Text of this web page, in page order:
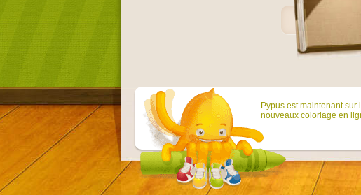
Pypus est maintenant
nouveaux coloriage en